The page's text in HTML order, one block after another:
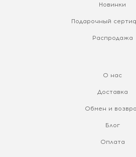
Новинки
Подарочный
Распродажа
О нас
Доставка
Обмен и
Блог
Оплата